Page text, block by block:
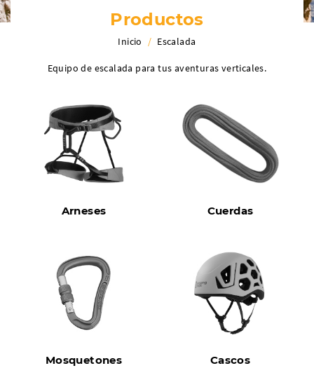
Productos
Inicio / Escalada
Equipo de escalada para tus aventuras verticales.
Arneses Cuerdas
Mosquetones Cascos